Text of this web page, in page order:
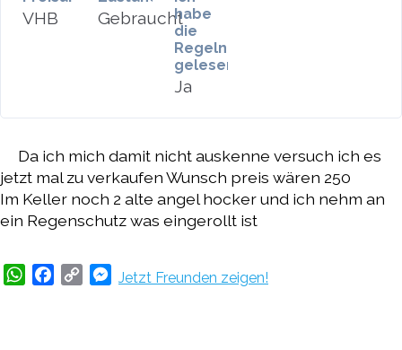
VHB Gebrauchthabe
die
Regeln
gelesen
Ja
Da ich mich damit nicht auskenne versuch ich es
jetzt mal zu verkaufen Wunsch preis wären 250
Im Keller noch 2 alte angel hocker und ich nehm an
ein Regenschutz was eingerollt ist
WhatsApp
Facebook
Copy Messenger
Jetzt Freunden zeigen!